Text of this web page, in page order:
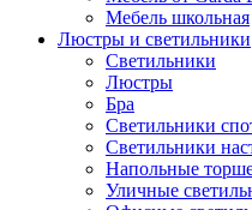
Мебель школьная
Люстры и светильники
Светильники
Люстры
Бра
Светильники
Светильники
Напольные
Уличные